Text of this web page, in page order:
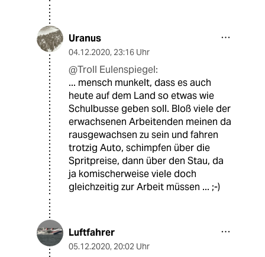
Uranus
04.12.2020, 23:16 Uhr
@Troll Eulenspiegel:
... mensch munkelt, dass es auch
heute auf dem Land so etwas wie
Schulbusse geben soll. Bloß viele der
erwachsenen Arbeitenden meinen da
rausgewachsen zu sein und fahren
trotzig Auto, schimpfen über die
Spritpreise, dann über den Stau, da
ja komischerweise viele doch
gleichzeitig zur Arbeit müssen ... ;-)
Luftfahrer
05.12.2020, 20:02 Uhr